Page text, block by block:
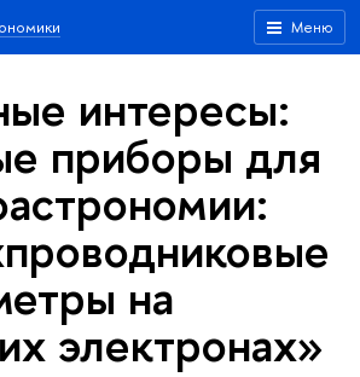
Меню
интересы:
приборы для
на
электронах»